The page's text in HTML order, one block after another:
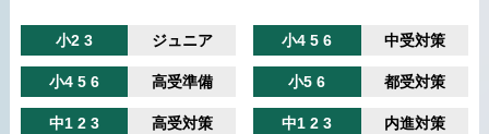
小2 3 ジュニア 小4 5 6 中受対策
小4 5 6 高受準備 小5 6 都受対策
中1 2 3 高受対策 中1 2 3 内進対策